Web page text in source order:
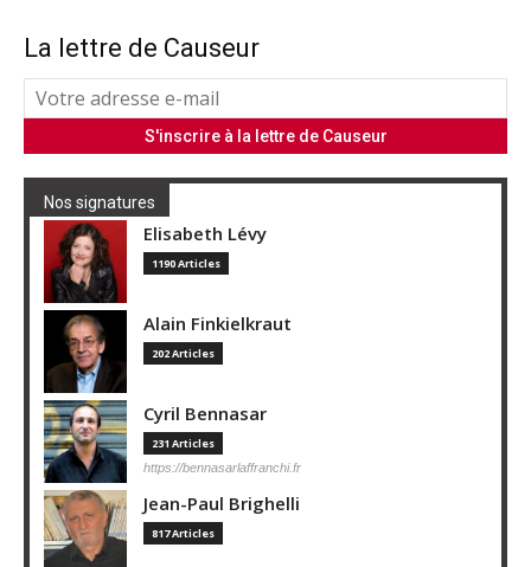
La lettre de Causeur
Nos signatures
Elisabeth Lévy
1190 Articles
Alain Finkielkraut
202 Articles
Cyril Bennasar
231 Articles
https://bennasarlaffranchi.fr
Jean-Paul Brighelli
817 Articles